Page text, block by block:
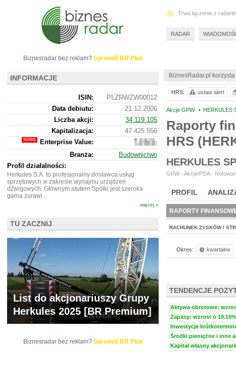
BiznesRadar.pl
Akcje GPW • HERKULES
Raporty
HRS
HERKULES
GPW - Akcje/PDA -
PROFIL
RAPORTY
RACHUNEK ZYSKÓW I
Okres: kwartalne
TENDENCJE
Aktywa obrotowe:
Zapasy: wzrost o
Inwestycje
Środki pieniężne i inne
Kapitał własny
HRS: ustaw alert
Biznesradar bez reklam? Sprawdź BR Plus
INFORMACJE
ISIN:
PLZRWZW00012
Data debiutu:
21.12.2006
Liczba akcji:
34 119 105
Kapitalizacja:
47 425 556
Enterprise Value:
61
301
556
Branża:
Budownictwo
Profil działalności:
Herkules S.A. to profesjonalny dostawca usług
sprzętowych w zakresie wynajmu urządzeń
dźwigowych. Głównym atutem Spółki jest szeroka
gama żurawi...
więcej »
TU ZACZNIJ
List do akcjonariuszy Grupy
Herkules 2025 [BR Premium]
Biznesradar bez reklam? Sprawdź BR Plus
Trwa łączenie z
RADAR